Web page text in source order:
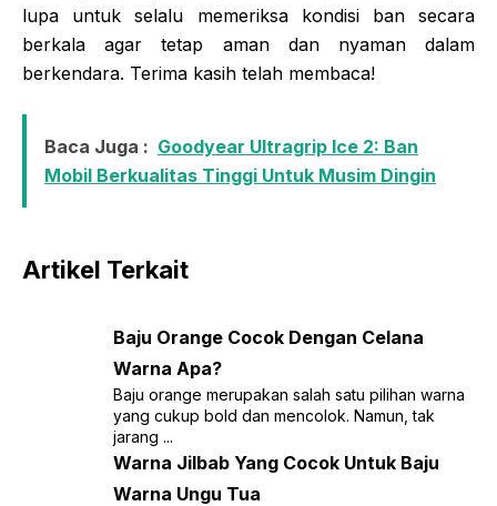
lupa untuk selalu memeriksa kondisi ban secara
berkala agar tetap aman dan nyaman dalam
berkendara. Terima kasih telah membaca!
Baca Juga : Goodyear Ultragrip Ice 2: Ban
Mobil Berkualitas Tinggi Untuk Musim Dingin
Artikel Terkait
Baju Orange Cocok Dengan Celana
Warna Apa?
Baju orange merupakan salah satu pilihan warna
yang cukup bold dan mencolok. Namun, tak
jarang ...
Warna Jilbab Yang Cocok Untuk Baju
Warna Ungu Tua